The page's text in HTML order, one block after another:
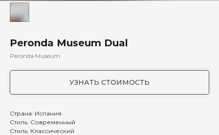
Peronda Museum Dual
Peronda Museum
УЗНАТЬ СТОИМОСТЬ
Страна: Испания
Стиль: Современный
Стиль: Классический